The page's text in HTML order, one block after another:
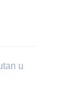
u